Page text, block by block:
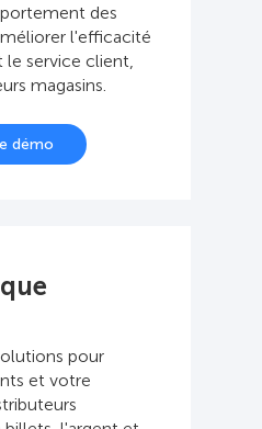
des
l'efficacité
service client,
magasins.
démo
pour
et votre